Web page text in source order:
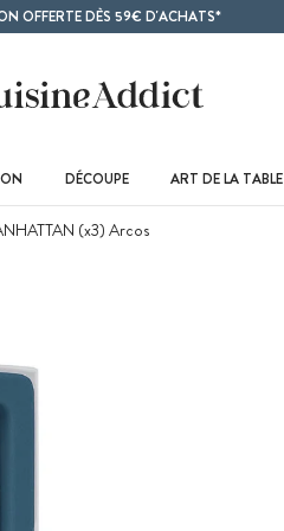
OFFERTE DÈS 59€ D'ACHATS*
DÉCOUPE ART DE LA TABLE
(x3) Arcos